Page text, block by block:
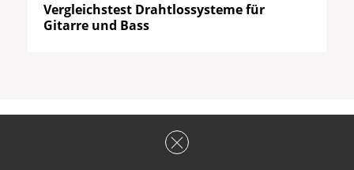
Vergleichstest Drahtlossysteme für
Gitarre und Bass
HOTor Not